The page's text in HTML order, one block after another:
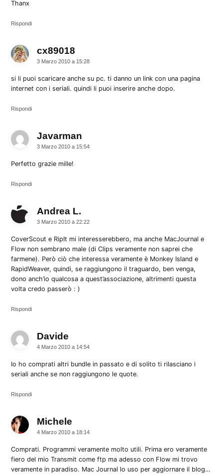
Thanx
Rispondi
cx89018
3 Marzo 2010 a 15:28
si li puoi scaricare anche su pc. ti danno un link con una pagina
internet con i seriali. quindi li puoi inserire anche dopo.
Rispondi
Javarman
3 Marzo 2010 a 15:54
Perfetto grazie mille!
Rispondi
Andrea L.
3 Marzo 2010 a 22:22
CoverScout e RipIt mi interesserebbero, ma anche MacJournal e
Flow non sembrano male (di Clips veramente non saprei che
farmene). Però ciò che interessa veramente è Monkey Island e
RapidWeaver, quindi, se raggiungono il traguardo, ben venga,
dono anch’io qualcosa a quest’associazione, altrimenti questa
volta credo passerò : )
Rispondi
Davide
4 Marzo 2010 a 14:54
Io ho comprati altri bundle in passato e di solito ti rilasciano i
seriali anche se non raggiungono le quote.
Rispondi
Michele
4 Marzo 2010 a 18:14
Comprati. Programmi veramente molto utili. Prima ero veramente
fiero del mio Transmit come ftp ma adesso con Flow mi trovo
veramente in paradiso. Mac Journal lo uso per aggiornare il blog…